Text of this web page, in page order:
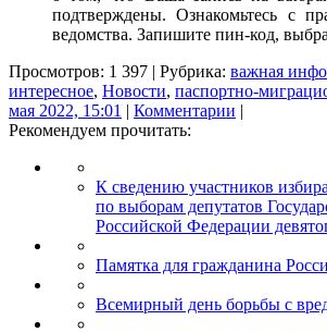
подтверждены. Ознакомьтесь с
ведомства. Запишите пин-код,
Просмотров: 1 397 | Рубрика: важная
интересное, Новости, паспортно-
мая 2022, 15:01 | Комментарии |
Рекомендуем прочитать:
К сведению участников
по выборам депутатов
Российской Федерации
Памятка для гражданина
Всемирный день борьбы с